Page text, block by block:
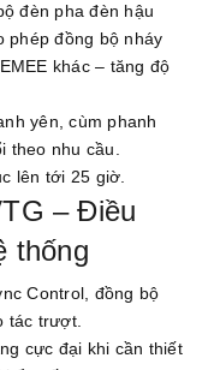
đèn pha đèn hậu
phép đồng bộ nháy
khác – tăng độ
yên, cùm phanh
theo nhu cầu.
lên tới 25 giờ.
– Điều
thống
Control, đồng bộ
tác trượt.
cực đại khi cần thiết